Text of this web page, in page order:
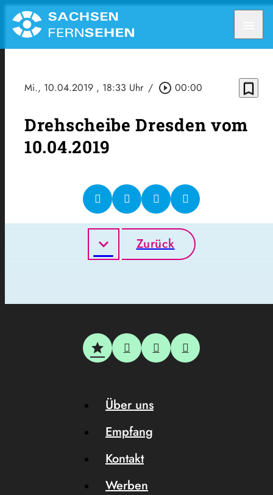
Mi., 10.04.2019 , 18:33 Uhr / play_circle_outline 00:00 bookmark_border
Drehscheibe Dresden vom
10.04.2019
Zurück
Über uns
Empfang
Kontakt
Werben